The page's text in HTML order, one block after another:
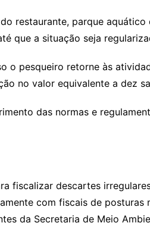
restaurante, parque
que a situação seja
o pesqueiro retorne às
no valor equivalente a dez
das normas e
fiscalizar descartes
com fiscais de posturas
da Secretaria de Meio